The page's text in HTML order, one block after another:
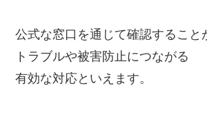
公式な窓口を通じて確認すること
トラブルや被害防止につながる
有効な対応といえます。